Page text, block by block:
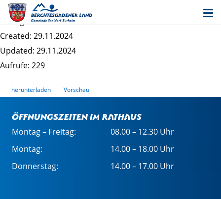
Schrankbaum III - Ursatzung
Dateigrösse: 233.29 KB
Created: 29.11.2024
Updated: 29.11.2024
Aufrufe: 229
herunterladen Vorschau
Öffnungszeiten im Rathaus
Montag – Freitag:
08.00 – 12.30 Uhr
Montag:
14.00 – 18.00 Uhr
Donnerstag:
14.00 – 17.00 Uhr